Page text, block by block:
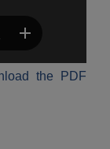
the PDF